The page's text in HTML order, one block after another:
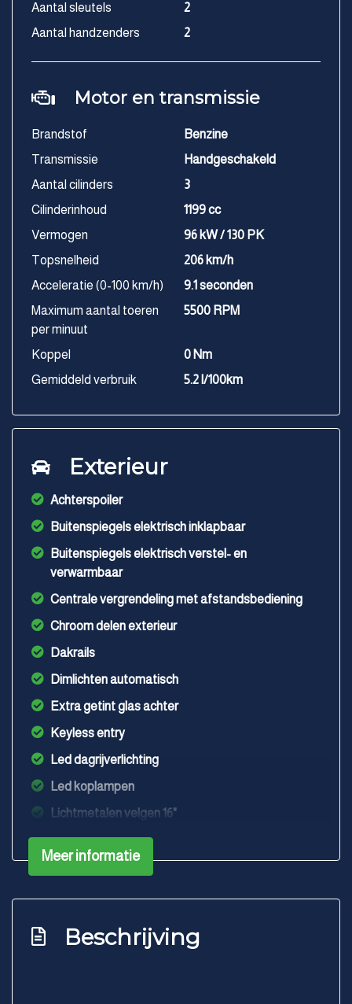
Aantal sleutels
2
Aantal handzenders
2
Motor en transmissie
Brandstof
Benzine
Transmissie
Handgeschakeld
Aantal cilinders
3
Cilinderinhoud
1199 cc
Vermogen
96 kW / 130 PK
Topsnelheid
206 km/h
Acceleratie (0-100 km/h)
9.1 seconden
Maximum aantal toeren
per minuut
5500 RPM
Koppel
0 Nm
Gemiddeld verbruik
5.2 l/100km
Exterieur
Achterspoiler
Buitenspiegels elektrisch inklapbaar
Buitenspiegels elektrisch verstel- en
verwarmbaar
Centrale vergrendeling met afstandsbediening
Chroom delen exterieur
Dakrails
Dimlichten automatisch
Extra getint glas achter
Keyless entry
Led dagrijverlichting
Led koplampen
Lichtmetalen velgen 16"
Mistlampen voor
Trekhaak
Meer informatie
Beschrijving